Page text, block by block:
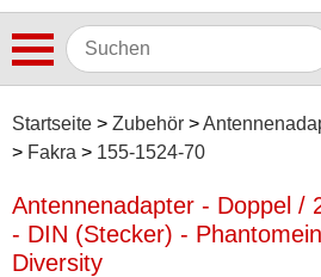
Startseite Zubehör
Fakra
155-1524-70
Autoradios
Dashcams
Elektromobilität
Antennenadapter - Doppel /
- DIN (Stecker) -
Diversity